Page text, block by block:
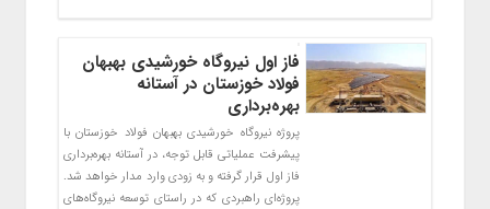
فاز اول نیروگاه خورشیدی بهبهان
فولاد خوزستان در آستانه
بهره‌برداری
پروژه نیروگاه خورشیدی بهبهان فولاد خوزستان با
پیشرفت عملیاتی قابل‌ توجه، در آستانه بهره‌برداری
فاز اول قرار گرفته و به‌ زودی وارد مدار خواهد شد.
پروژه‌ای راهبردی که در راستای توسعه نیروگاه‌های